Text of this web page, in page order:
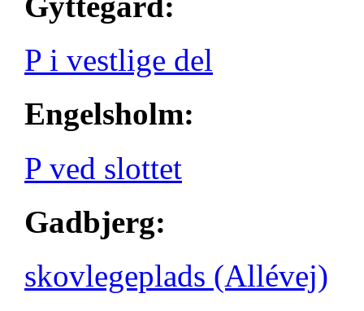
P i vestlige del
Engelsholm:
P ved slottet
Gadbjerg:
skovlegeplads (Allévej)